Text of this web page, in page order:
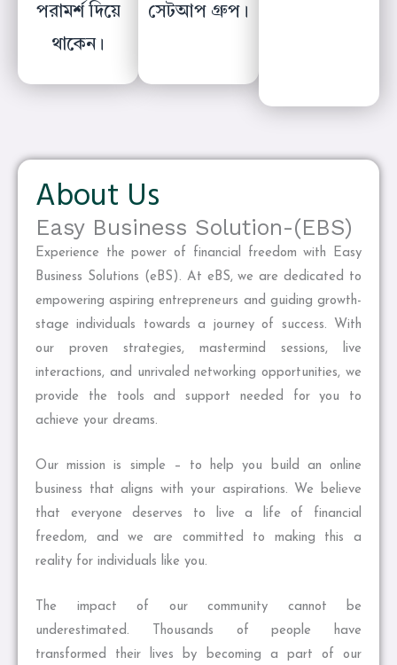
পরামর্শ দিয়ে
থাকেন।
সেটআপ গ্রুপ।
About Us
Easy Business Solution-(EBS)
Experience the power of financial freedom with Easy
Business Solutions (eBS). At eBS, we are dedicated to
empowering aspiring entrepreneurs and guiding growth-
stage individuals towards a journey of success. With
our proven strategies, mastermind sessions, live
interactions, and unrivaled networking opportunities, we
provide the tools and support needed for you to
achieve your dreams.
Our mission is simple – to help you build an online
business that aligns with your aspirations. We believe
that everyone deserves to live a life of financial
freedom, and we are committed to making this a
reality for individuals like you.
The impact of our community cannot be
underestimated. Thousands of people have
transformed their lives by becoming a part of our